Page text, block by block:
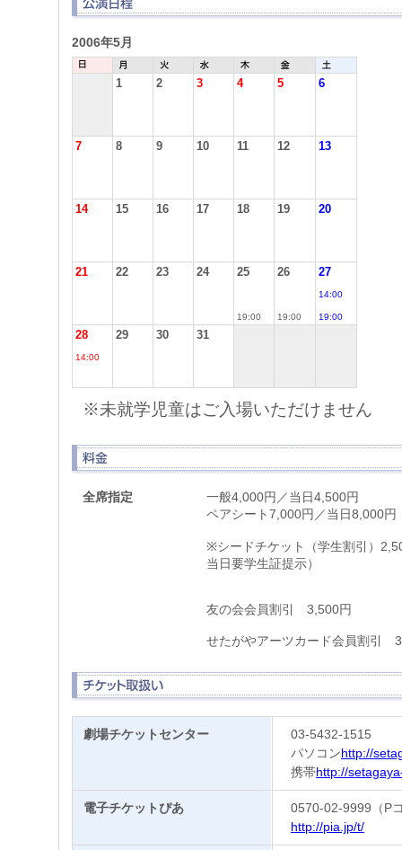
2006年5月
1 2 3 4 5 6
7 8 9 10 11 12 13
14 15 16 17 18 19 20
21 22 23 24 25
19:00
26
19:00
27
14:00
19:00
28
14:00
29 30 31
※未就学児童はご入場いただけません
全席指定
一般4,000円／当日4,500円
ペアシート7,000円／当日8,000円
※シードチケット（学生割引）
当日要学生証提示）
友の会会員割引 3,500円
せたがやアーツカード会員割引
劇場チケットセンター
03-5432-1515
パソコンhttp://
携帯http://
電子チケットぴあ
0570-02-9999（P
http://pia.jp/t/